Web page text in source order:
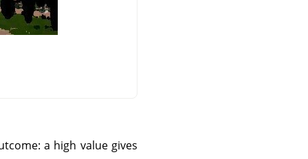
a high value gives